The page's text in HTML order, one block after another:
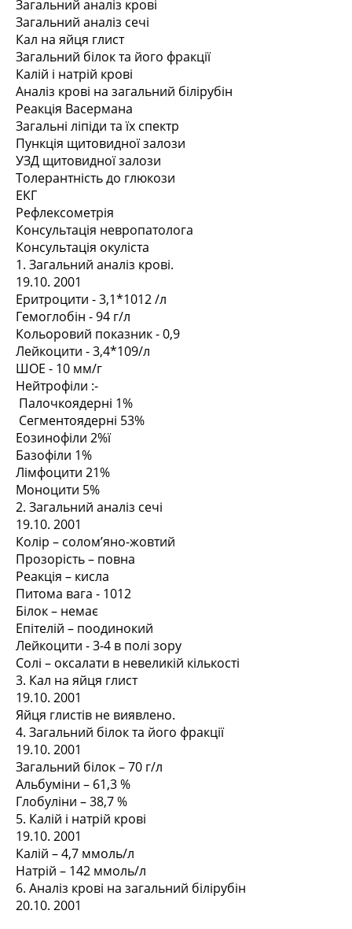
Загальний аналіз крові
Загальний аналіз сечі
Кал на яйця глист
Загальний білок та його фракції
Калій і натрій крові
Аналіз крові на загальний білірубін
Реакція Васермана
Загальні ліпіди та їх спектр
Пункція щитовидної залози
УЗД щитовидної залози
Толерантність до глюкози
ЕКГ
Рефлексометрія
Консультація невропатолога
Консультація окуліста
1. Загальний аналіз крові.
19.10. 2001
Еритроцити - 3,1*1012 /л
Гемоглобін - 94 г/л
Кольоровий показник - 0,9
Лейкоцити - 3,4*109/л
ШОЕ - 10 мм/г
Нейтрофіли :-
Палочкоядерні 1%
Сегментоядерні 53%
Еозинофіли 2%ї
Базофіли 1%
Лімфоцити 21%
Моноцити 5%
2. Загальний аналіз сечі
19.10. 2001
Колір – солом’яно-жовтий
Прозорість – повна
Реакція – кисла
Питома вага - 1012
Білок – немає
Епітелій – поодинокий
Лейкоцити - 3-4 в полі зору
Солі – оксалати в невеликій кількості
3. Кал на яйця глист
19.10. 2001
Яйця глистів не виявлено.
4. Загальний білок та його фракції
19.10. 2001
Загальний білок – 70 г/л
Альбуміни – 61,3 %
Глобуліни – 38,7 %
5. Калій і натрій крові
19.10. 2001
Калій – 4,7 ммоль/л
Натрій – 142 ммоль/л
6. Аналіз крові на загальний білірубін
20.10. 2001